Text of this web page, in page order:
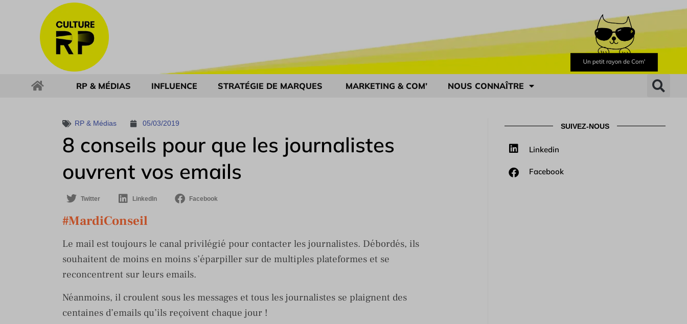
RP & MÉDIAS INFLUENCE STRATÉGIE DE MARQUES MARKETING & COM’ NOUS CONNAÎTRE
RP & Médias 05/03/2019
8 conseils pour que les journalistes
ouvrent vos emails
Twitter LinkedIn Facebook
#MardiConseil
Le mail est toujours le canal privilégié pour contacter les journalistes. Débordés, ils
souhaitent de moins en moins s’éparpiller sur de multiples plateformes et se
reconcentrent sur leurs emails.
Néanmoins, il croulent sous les messages et tous les journalistes se plaignent des
centaines d’emails qu’ils reçoivent chaque jour !
SUIVEZ-NOUS
Linkedin
Facebook